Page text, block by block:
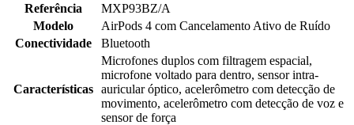
Referência
MXP93BZ/A
Modelo
AirPods 4 com Cancelamento Ativo de Ruído
Conectividade
Bluetooth
Características
Microfones duplos com filtragem espacial,
microfone voltado para dentro, sensor intra-
auricular óptico, acelerômetro com detecção de
movimento, acelerômetro com detecção de voz e
sensor de força